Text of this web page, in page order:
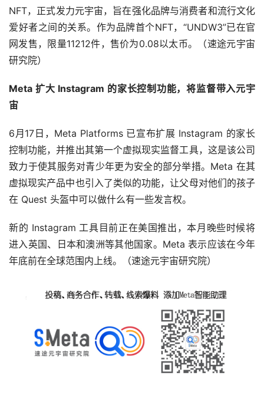
该 NFT 系列将在全年解锁，包括首次发布、NFT 投放白名
单等。
此外，6 月 21 日，YSL Beauty 还将与与去中心化平台
P00 Ls 和法国音乐家 Agathe Mougin 以及美国 DJ 和制
作人 Kittens 合作，推出两位音乐艺术家的社交代币，供
YSL Beauty 社区收集。YSL Beauty 还将在未来几个月推
恒信东方：乘势而为布局城市和家庭元宇宙业务矩阵
近日，恒信东方在接受采访时表示，“不可否认，目前公众
能体验到的沉浸式线上演唱会、数字藏品等应用，还只是元
宇宙的0.5时代，属于刚刚起步阶段。”恒信东方总经理孟楠
说，“但同时要认识到，基于区块链、数字孪生、扩展现实
等核心技术构建起来的元宇宙将对未来的生产生活乃至整个
社会运行带来巨大改变，因此作为一家上市公司，我们既乐
根据恒信东方最新公布的业务架构，未来公司将顺应数字经
济发展趋势，构建城市和家庭两大元宇宙业务矩阵，不断提
升数字基建能力。（速途元宇宙研究院）
Lacoste正式发力元宇宙 推出首个NFT